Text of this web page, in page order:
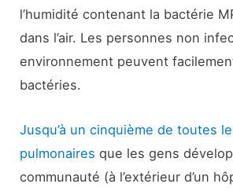
l’humidité contenant la bactérie
dans l’air. Les personnes non
environnement peuvent
bactéries.
Jusqu’à un cinquième de toutes
pulmonaires que les gens
communauté (à l’extérieur d’un